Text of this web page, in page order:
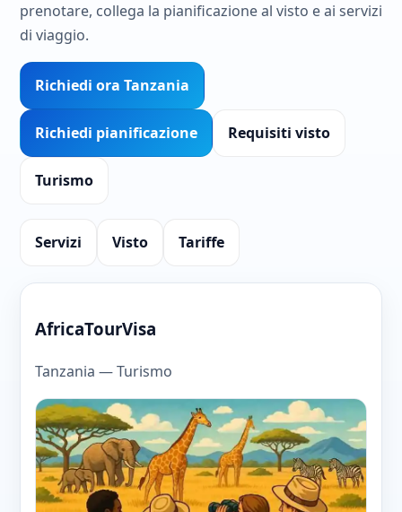
prenotare, collega la pianificazione al visto e ai servizi
di viaggio.
Richiedi ora Tanzania
Richiedi pianificazione Requisiti visto
Turismo
Servizi Visto Tariffe
AfricaTourVisa
Tanzania — Turismo